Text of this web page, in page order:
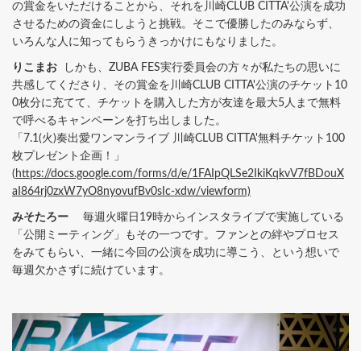
の賞金をいただけることから、それを川崎CLUB CITTA'公演を成功
させるための資金にしようと挑戦。そこで優勝したのみならず、
いろんな人に知ってもらうきっかけにもなりました。
りこまお しかも、ZUBA FES実行委員会の方々が私たちの思いに
共感してくださり、その賞金を川崎CLUB CITTA'公演のチケット10
0枚分に充てて、チケットを購入した方が友達を最大5人まで無料
で呼べるキャンペーンを打ち出しました。
「7.1(火)奏出愛ワンマンライブ 川崎CLUB CITTA'無料チケット100
枚プレゼント企画！」
( https://docs.google.com/forms/d/e/1FAIpQLSe2IkiKqkvV7fBDouX
aI864rj0zxW7yO8nyovufBv0sIc-xdw/viewform)
みそたろー 毎週火曜日19時からインスタライブで実施している
「公開ミーティング」もその一つです。ファンとの絆やプロセス
をみてもらい、一緒に今回の公演を成功に導こう、という想いで
毎週欠かさずに続けています。